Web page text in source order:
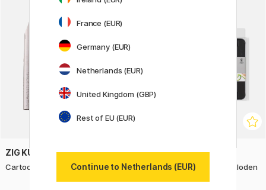
ZIG KURETAKE
Cartoonist Pen Nib
WINSOR & NEWTON
Studio Collection Kleurpotloden
France (EUR)
Germany (EUR)
Netherlands (EUR)
United Kingdom (GBP)
Rest of EU (EUR)
Continue to Netherlands (EUR)